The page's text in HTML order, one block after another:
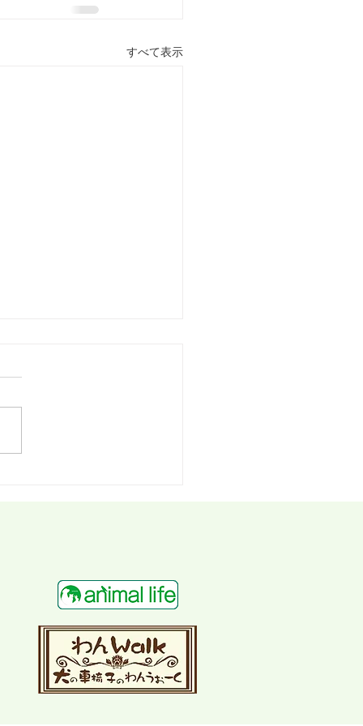
すべて表示